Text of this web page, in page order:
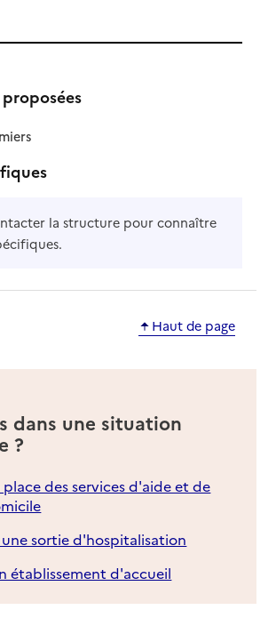
: disponible
: non disponible
la structure pour connaître
Haut de page
dans une situation
?
des services d'aide et de
une sortie d'hospitalisation
établissement d'accueil